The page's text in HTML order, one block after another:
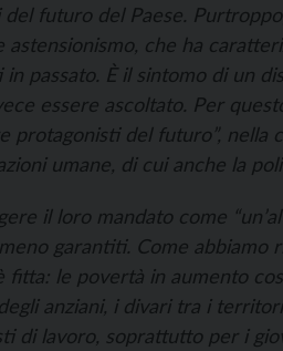
futuro del Paese.
che ha
passato. È il sintomo di un
essere ascoltato. Per
protagonisti del futuro”, nella
umane, di cui anche la
il loro mandato come
garantiti. Come abbiamo
fitta: le povertà in aumento
anziani, i divari tra i
di lavoro, soprattutto per i